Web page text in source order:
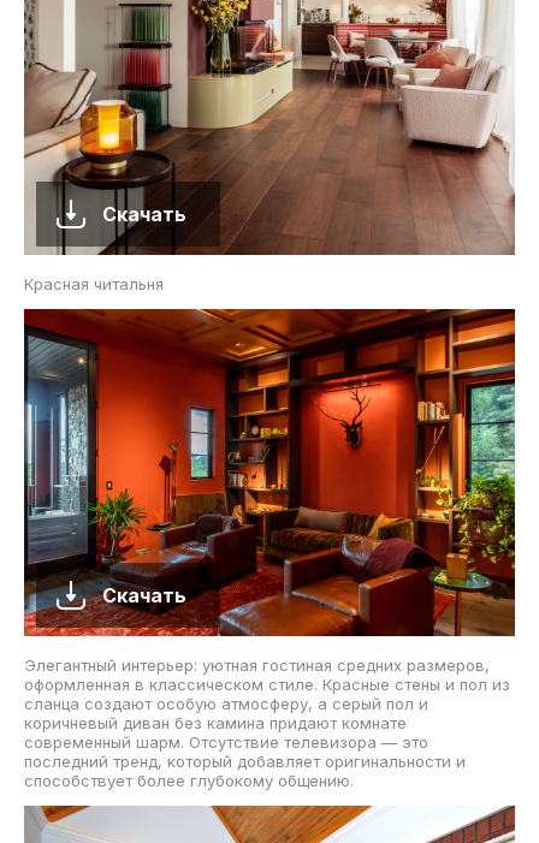
Скачать
Красная читальня
Скачать
Элегантный интерьер: уютная гостиная средних размеров,
оформленная в классическом стиле. Красные стены и пол из
сланца создают особую атмосферу, а серый пол и
коричневый диван без камина придают комнате
современный шарм. Отсутствие телевизора — это
последний тренд, который добавляет оригинальности и
способствует более глубокому общению.